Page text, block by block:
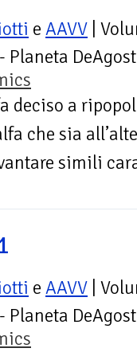
e AAVV |
Planeta
deciso a
che sia
simili
e AAVV |
Planeta